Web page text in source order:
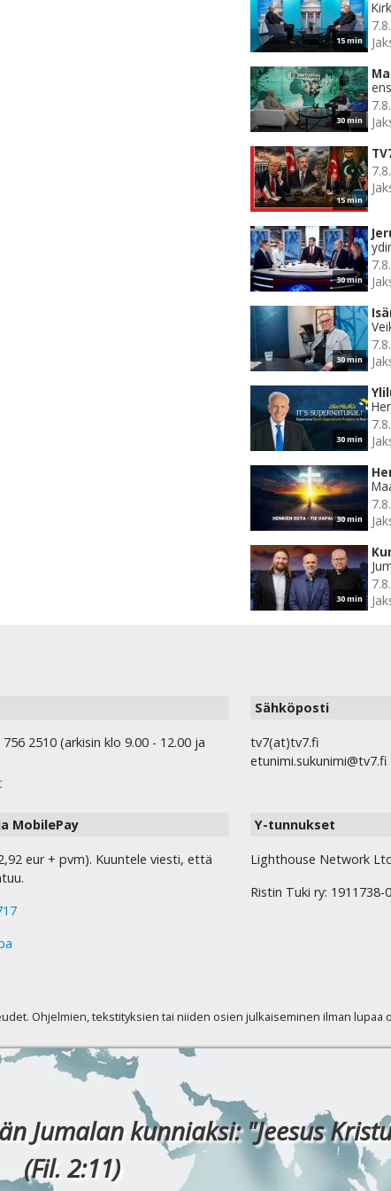
15 min
30 min
15 min
30 min
30 min
30 min
30 min
30 min
2510 (arkisin klo 9.00 - 12.00 ja
Sähköposti
tv7(at)tv7.fi
etunimi.sukunimi@tv7.fi
MobilePay
eur + pvm). Kuuntele viesti, että
Y-tunnukset
Lighthouse Network
Ristin Tuki ry: 1911738-0
Ohjelmien, tekstityksien tai niiden osien julkaiseminen ilman lupaa
Jumalan kunniaksi: "Jeesus
(Fil. 2:11)